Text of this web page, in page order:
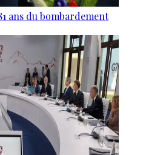
ans du bombardement